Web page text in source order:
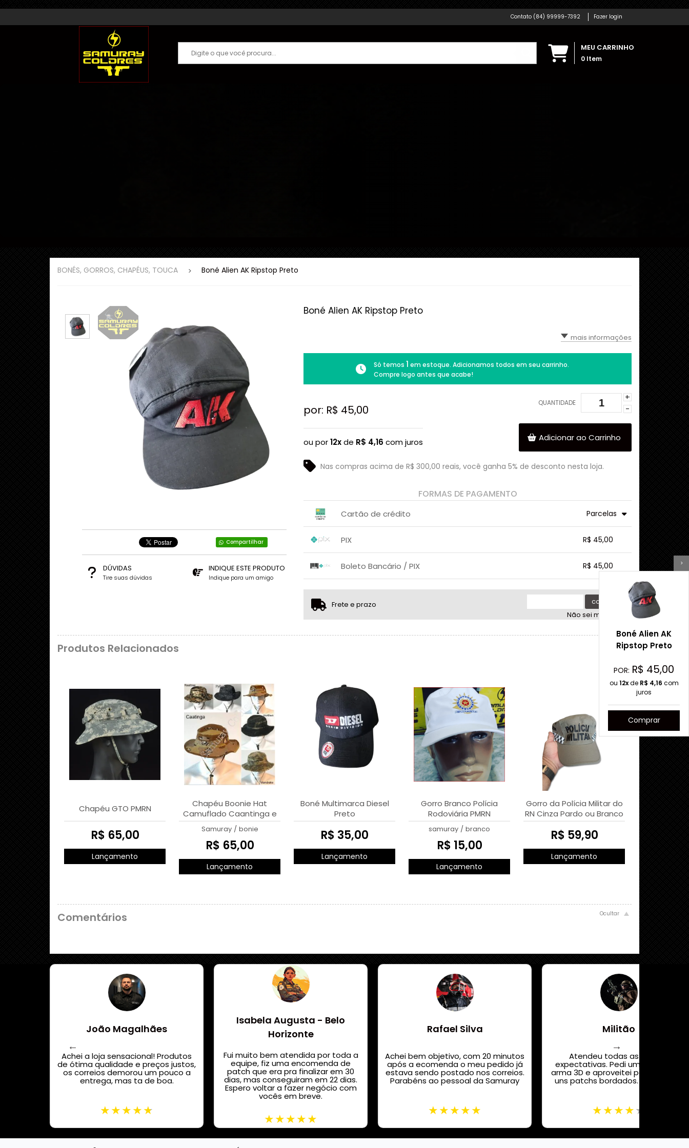
(84) 99999-7392
Fazer login
MEU CARRINHO
0 Item
>
Boné Alien AK
Ripstop Preto
POR: R$ 45,00
ou 12xde R$ 4,16 com
juros
Comprar
BONÉS, GORROS, CHAPÉUS, TOUCA Boné Alien AK Ripstop Preto
Compartilhar
DÚVIDAS
Tire suas dúvidas
INDIQUE ESTE PRODUTO
Indique para um amigo
Boné Alien AK Ripstop Preto
mais informações
Só temos 1 em estoque. Adicionamos todos em seu carrinho.
Compre logo antes que acabe!
por: R$ 45,00
ou por12xde R$ 4,16 com juros
QUANTIDADE
+
-
Adicionar ao Carrinho
Nas compras acima de R$ 300,00 reais, você ganha 5% de desconto nesta loja.
FORMAS DE PAGAMENTO
Cartão de crédito
Parcelas
2x sem juros de R$ 22,50
4x com juros de R$ 11,42
10x com juros de R$ 4,86
12x com juros de R$ 4,16
PIX
R$ 45,00
....
Boleto Bancário / PIX
R$ 45,00
... ....
Frete e prazo
calcular
Não sei meu cep
Produtos Relacionados
Chapéu GTO PMRN
R$ 65,00
Lançamento
Chapéu Boonie Hat
Camuflado Caantinga e
Outros
Samuray / bonie
R$ 65,00
Lançamento
Boné Multimarca Diesel
Preto
R$ 35,00
Lançamento
Gorro Branco Polícia
Rodoviária PMRN
samuray / branco
R$ 15,00
Lançamento
Gorro da Polícia Militar do
RN Cinza Pardo ou Branco
R$ 59,90
Lançamento
Comentários
João Magalhães
Achei a loja sensacional! Produtos
de ótima qualidade e preços justos,
os correios demorou um pouco a
entrega, mas ta de boa.
Isabela Augusta - Belo
Horizonte
Fui muito bem atendida por toda a
equipe, fiz uma encomenda de
patch que era pra finalizar em 30
dias, mas conseguiram em 22 dias.
Espero voltar a fazer negócio com
vocês em breve.
Rafael Silva
Achei bem objetivo, com 20 minutos
após a ecomenda o meu pedido já
estava sendo postado nos correios.
Parabéns ao pessoal da Samuray
Militão
Atendeu todas as minhas
expectativas. Pedi um quadro de
arma 3D e aproveitei para comprar
uns patchs bordados. Tudo certo